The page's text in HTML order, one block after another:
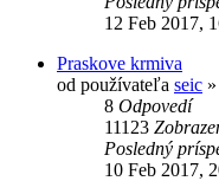
12 Feb 2017,
Praskove krmiva
od používateľa seic »
8 Odpovedí
11123
Posledný
10 Feb 2017,